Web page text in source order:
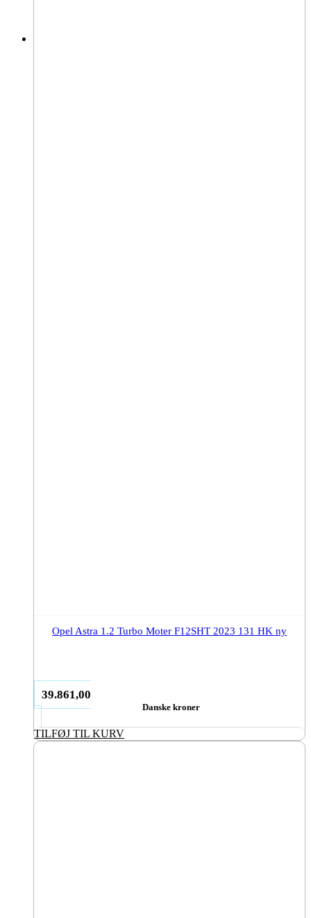
Opel Astra 1.2 Turbo Moter F12SHT 2023 131 HK ny
39.861,00
Danske kroner
TILFØJ TIL KURV